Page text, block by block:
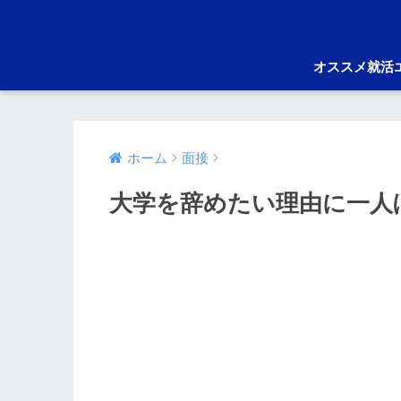
オススメ就活
ホーム 面接
大学を辞めたい理由に一